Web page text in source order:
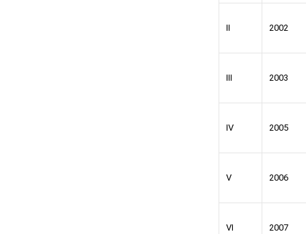
II 2002
III 2003
IV 2005
V 2006
VI 2007